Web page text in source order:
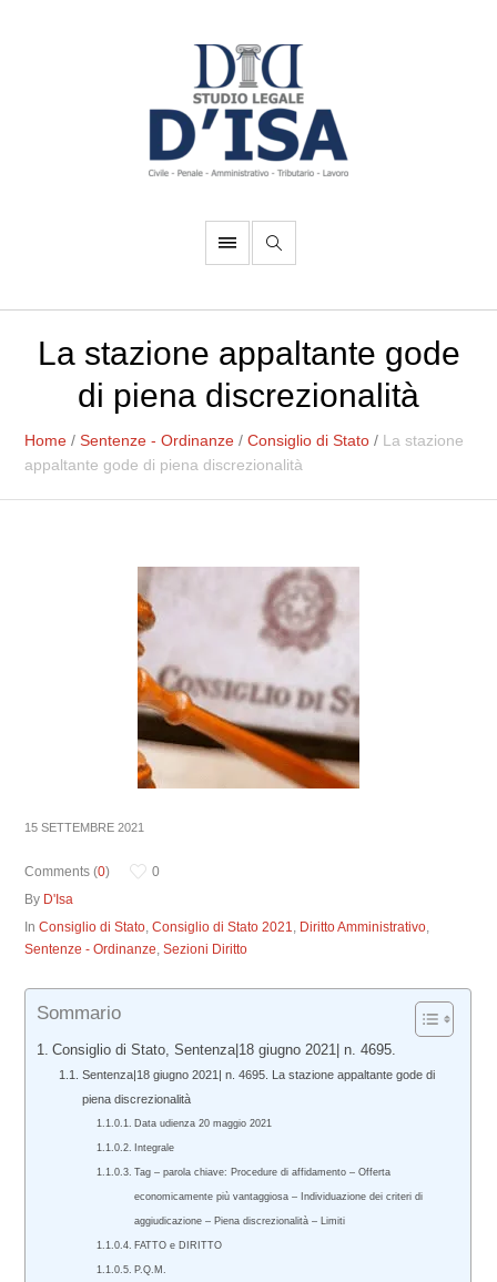
La stazione appaltante gode
di piena discrezionalità
Home /Sentenze - Ordinanze /Consiglio di Stato / La stazione
appaltante gode di piena discrezionalità
15 SETTEMBRE 2021
Comments (0)
0
By D'Isa
InConsiglio di Stato,Consiglio di Stato 2021, Diritto Amministrativo,
Sentenze - Ordinanze,Sezioni Diritto
Sommario
Consiglio di Stato, Sentenza|18 giugno 2021| n. 4695.
Sentenza|18 giugno 2021| n. 4695. La stazione appaltante gode di
piena discrezionalità
Data udienza 20 maggio 2021
Integrale
Tag – parola chiave: Procedure di affidamento – Offerta
economicamente più vantaggiosa – Individuazione dei criteri di
aggiudicazione – Piena discrezionalità – Limiti
FATTO e DIRITTO
P.Q.M.